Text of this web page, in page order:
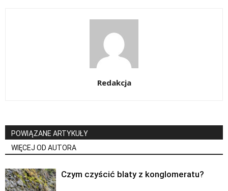
Redakcja
POWIĄZANE ARTYKUŁY
WIĘCEJ OD AUTORA
Czym czyścić blaty z konglomeratu?